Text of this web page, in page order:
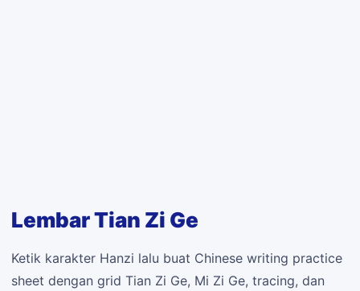
Lembar Tian Zi Ge
Ketik karakter Hanzi lalu buat Chinese writing practice
sheet dengan grid Tian Zi Ge, Mi Zi Ge, tracing, dan